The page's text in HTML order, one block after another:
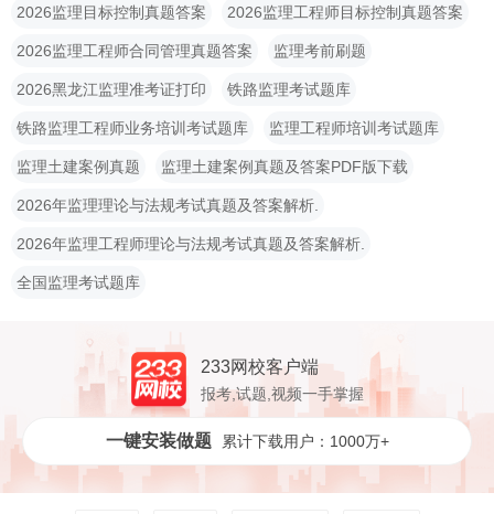
2026监理目标控制真题答案 2026监理工程师目标控制真题答案
2026监理工程师合同管理真题答案 监理考前刷题
2026黑龙江监理准考证打印 铁路监理考试题库
铁路监理工程师业务培训考试题库 监理工程师培训考试题库
监理土建案例真题 监理土建案例真题及答案PDF版下载
2026年监理理论与法规考试真题及答案解析.
2026年监理工程师理论与法规考试真题及答案解析.
全国监理考试题库
233网校客户端
报考,试题,视频一手掌握
一键安装做题 累计下载用户：1000万+